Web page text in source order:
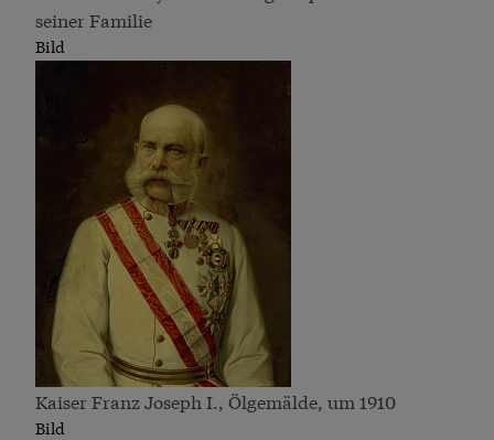
seiner Familie
Bild
Kaiser Franz Joseph I., Ölgemälde, um 1910
Bild